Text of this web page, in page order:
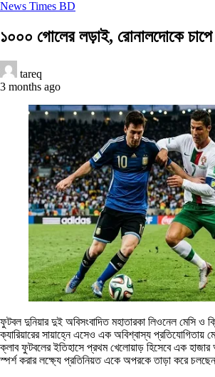
News Times BD
১০০০ গোলের লড়াই, রোনালদোকে চাপে
tareq
3 months ago
ফুটবল দুনিয়ার দুই অবিসংবাদিত মহাতারকা লিওনেল মেসি ও
ক্যারিয়ারের সায়াহ্নে এসেও এক অবিশ্বাস্য প্রতিযোগিতায়
ক্লাব ফুটবলের ইতিহাসে প্রথম খেলোয়াড় হিসেবে এক
স্পর্শ করার লক্ষ্যে প্রতিনিয়ত একে অপরকে তাড়া করে